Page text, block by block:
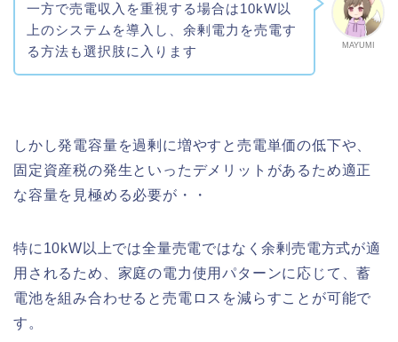
MAYUMI
一方で売電収入を重視する場合は10kW以
上のシステムを導入し、余剰電力を売電す
る方法も選択肢に入ります
しかし発電容量を過剰に増やすと売電単価の低下や、
固定資産税の発生といったデメリットがあるため適正
な容量を見極める必要が・・
特に10kW以上では全量売電ではなく余剰売電方式が適
用されるため、家庭の電力使用パターンに応じて、蓄
電池を組み合わせると売電ロスを減らすことが可能で
す。